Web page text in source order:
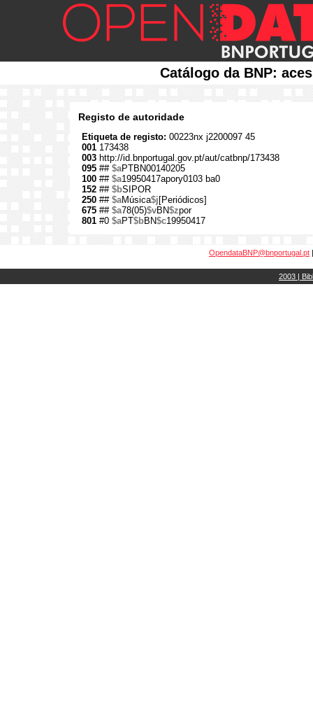
Catálogo da BNP:
Registo de autoridade
Etiqueta de registo: 00223nx j2200097 45
001 173438
003 http://id.bnportugal.gov.pt/aut/catbnp/173438
095 ## $aPTBN00140205
100 ## $a19950417apory0103 ba0
152 ## $bSIPOR
250 ## $aMúsica$j [Periódicos]
675 ## $a78(05)$vBN$zpor
801 #0 $aPT$bBN$c19950417
OpendataBNP@bnportugal.pt
2003 |